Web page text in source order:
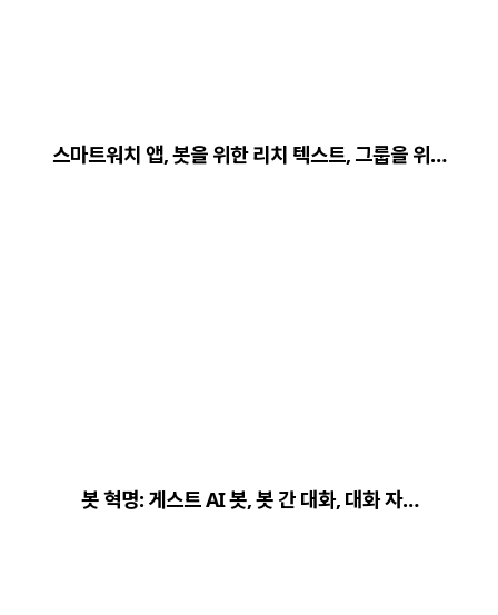
스마트워치 앱, 봇을 위한 리치 텍스트, 그룹을 위…
봇 혁명: 게스트 AI 봇, 봇 간 대화, 대화 자…